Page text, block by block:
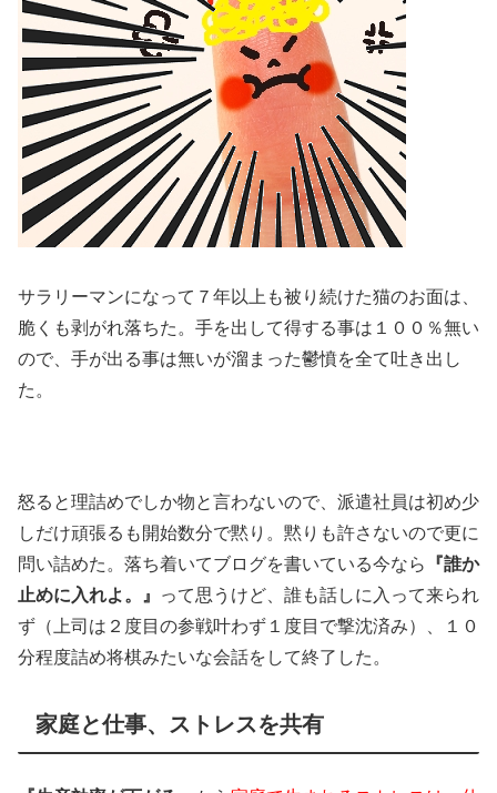
サラリーマンになって７年以上も被り続けた猫のお面は、
脆くも剥がれ落ちた。手を出して得する事は１００％無い
ので、手が出る事は無いが溜まった鬱憤を全て吐き出し
た。
怒ると理詰めでしか物と言わないので、派遣社員は初め少
しだけ頑張るも開始数分で黙り。黙りも許さないので更に
問い詰めた。落ち着いてブログを書いている今なら
『誰か
止めに入れよ。』
って思うけど、誰も話しに入って来られ
ず（上司は２度目の参戦叶わず１度目で撃沈済み）、１０
分程度詰め将棋みたいな会話をして終了した。
家庭と仕事、ストレスを共有